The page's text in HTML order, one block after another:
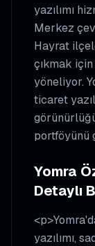
yazılımı
Merkez
Hayrat
çıkmak
yöneliyor.
ticaret
portföyünü
Yomra
Detaylı
yazılımı,